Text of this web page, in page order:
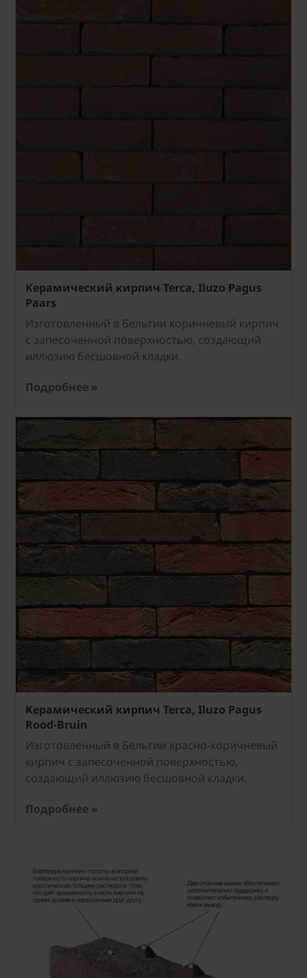
Керамический кирпич Terca, Iluzo Pagus
Paars
Изготовленный в Бельгии коричневый кирпич
с запесоченной поверхностью, создающий
иллюзию бесшовной кладки.
Подробнее »
Керамический кирпич Terca, Iluzo Pagus
Rood-Bruin
Изготовленный в Бельгии красно-коричневый
кирпич с запесоченной поверхностью,
создающий иллюзию бесшовной кладки.
Подробнее »